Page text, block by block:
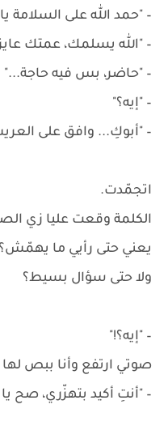
– "حمد الله على السلامة
– "الله يسلمك، عمتك
– "حاضر، بس فيه حاجة..."
– "إيه؟"
– "أبوكِ... وافق على
اتجمّدت.
الكلمة وقعت عليا زي
يعني حتى رأيي ما يهمّش؟
ولا حتى سؤال بسيط؟
– "إيه؟!"
صوتي ارتفع وأنا ببص
– "أنتِ أكيد بتهزّري، صح